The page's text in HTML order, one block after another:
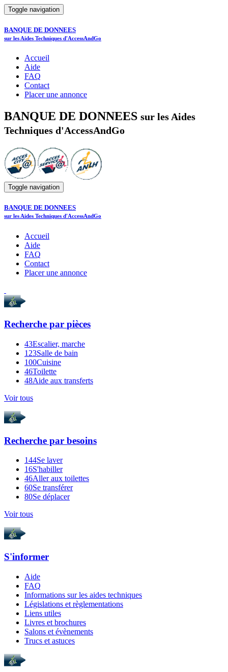
Toggle navigation
BANQUE DE DONNEES
sur les Aides Techniques d'AccessAndGo
Accueil
Aide
FAQ
Contact
Placer une annonce
BANQUE DE DONNEES sur les Aides
Techniques d'AccessAndGo
Toggle navigation
BANQUE DE DONNEES
sur les Aides Techniques d'AccessAndGo
Accueil
Aide
FAQ
Contact
Placer une annonce
Recherche par pièces
43Escalier, marche
123Salle de bain
100Cuisine
46Toilette
48Aide aux transferts
Voir tous
Recherche par besoins
144Se laver
16S'habiller
46Aller aux toilettes
60Se transférer
80Se déplacer
Voir tous
S'informer
Aide
FAQ
Informations sur les aides techniques
Législations et règlementations
Liens utiles
Livres et brochures
Salons et évènements
Trucs et astuces